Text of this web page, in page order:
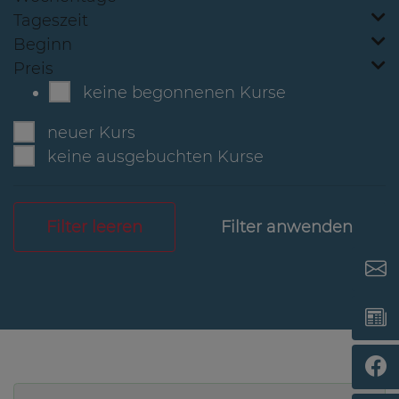
Tageszeit
Beginn
Preis
keine begonnenen Kurse
neuer Kurs
keine ausgebuchten Kurse
Filter leeren